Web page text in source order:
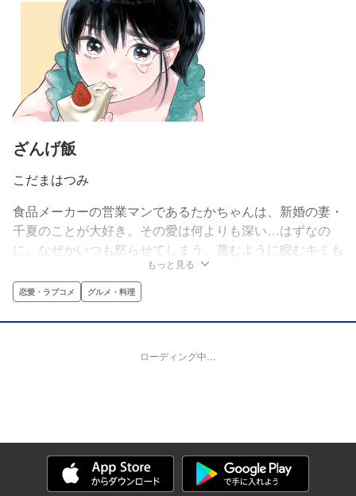
ざんげ飯
こだまはつみ
食品メーカーの営業マンであるたかちゃんは、新婚の妻・
千夏のことが大好き。その愛は何よりも深い…はずなの
に、なぜかいつも怒らせてしまう。蔑むように睨むキミも
好きだけど、やっぱり笑った顔が見たいから——！料理上
手なやらかし夫が、フキゲンな妻に捧げる美味しい「ごめ
んなさい」。平身低頭、グルメ・ラブコメディ!!
もっと見る
恋愛・ラブコメ グルメ・料理
ローディング中…